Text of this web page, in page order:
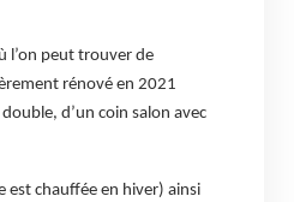
l’on peut trouver de
rénové en 2021
d’un coin salon avec
est chauffée en hiver) ainsi